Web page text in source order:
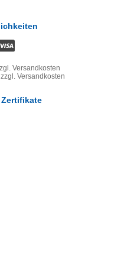
Versandkosten
zzgl. Versandkosten
Zertifikate